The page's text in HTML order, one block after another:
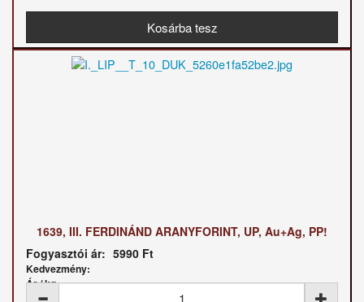
1639, III. FERDINÁND ARANYFORINT, UP, Au+Ag, PP!
Fogyasztói ár: 5990 Ft
Kedvezmény:
Ár / kg: